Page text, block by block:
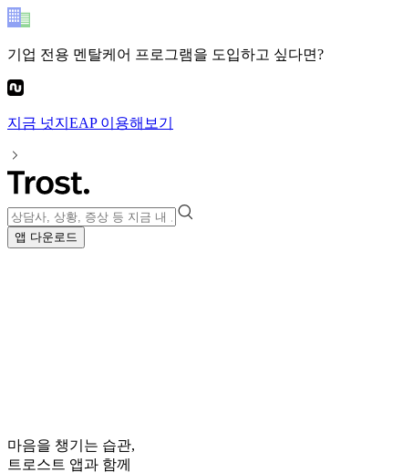
기업 전용 멘탈케어 프로그램을 도입하고 싶다면?
지금 넛지EAP이용해보기
앱 다운로드
마음을 챙기는 습관,
트로스트 앱과 함께